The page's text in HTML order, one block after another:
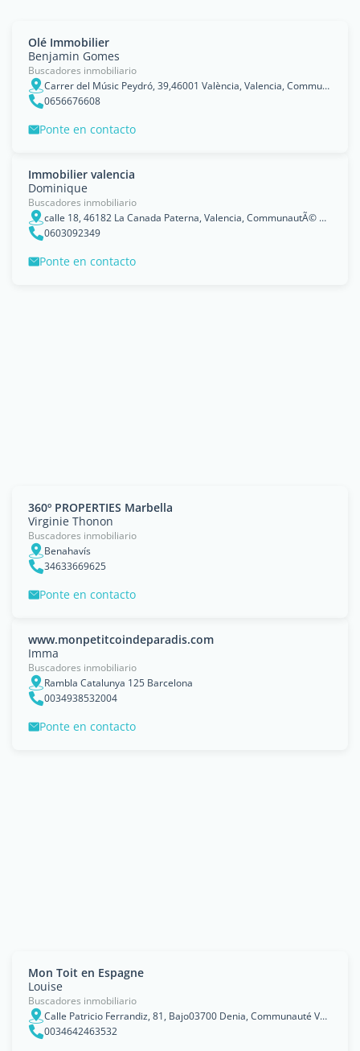
Olé Immobilier
Benjamin Gomes
Buscadores inmobiliario
Carrer del Músic Peydró, 39,46001 València, Valencia, Communaut&eacute; Valencienne
0656676608
Ponte en contacto
Immobilier valencia
Dominique
Buscadores inmobiliario
calle 18, 46182 La Canada Paterna, Valencia, CommunautÃ© Valencienne
0603092349
Ponte en contacto
360º PROPERTIES Marbella
Virginie Thonon
Buscadores inmobiliario
Benahavís
34633669625
Ponte en contacto
www.monpetitcoindeparadis.com
Imma
Buscadores inmobiliario
Rambla Catalunya 125 Barcelona
0034938532004
Ponte en contacto
Mon Toit en Espagne
Louise
Buscadores inmobiliario
Calle Patricio Ferrandiz, 81, Bajo03700 Denia, Communauté Valencienne
0034642463532